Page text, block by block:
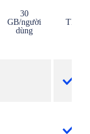
30
GB/người
dùng
TB/